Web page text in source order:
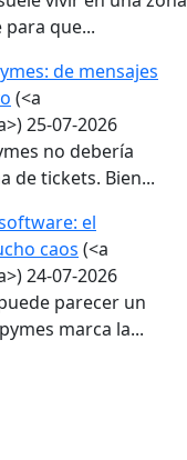
que...
de mensajes
(<a
25-07-2026
no debería
de tickets. Bien...
el
caos (<a
24-07-2026
parecer un
marca la...